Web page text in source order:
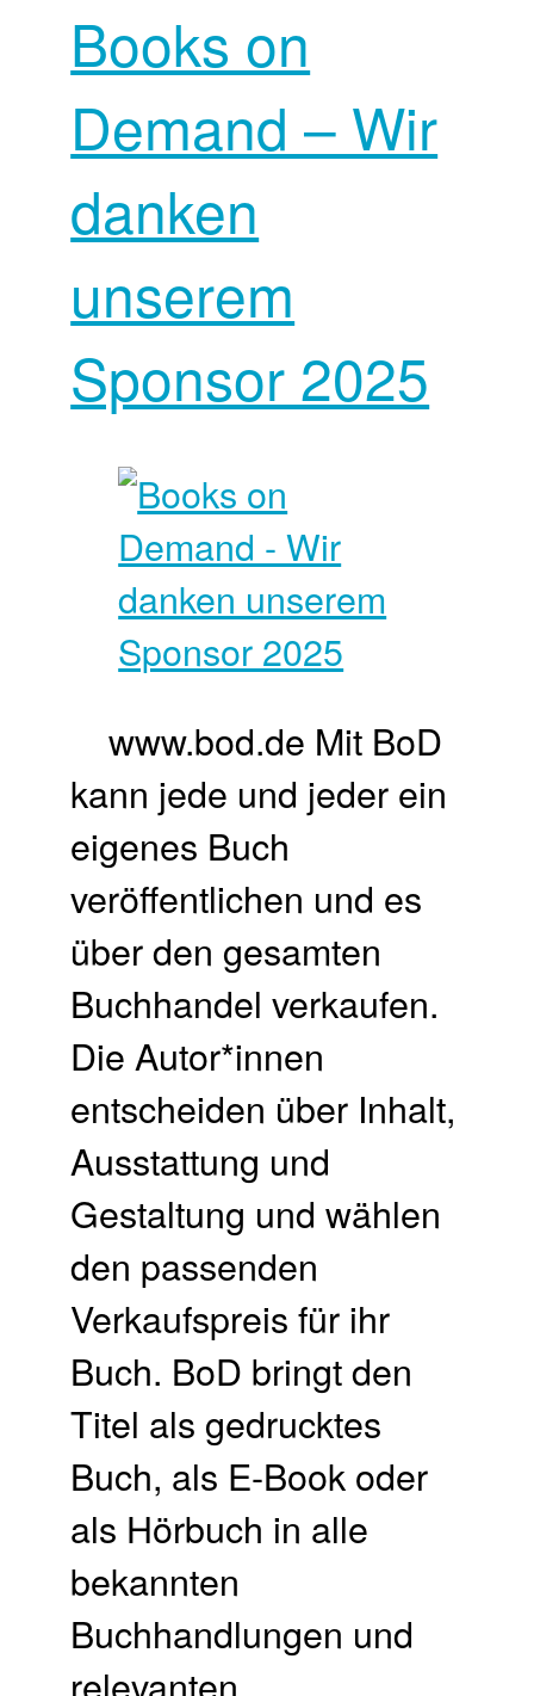
Books on
Demand – Wir
danken
unserem
Sponsor 2025
www.bod.de Mit BoD
kann jede und jeder ein
eigenes Buch
veröffentlichen und es
über den gesamten
Buchhandel verkaufen.​
Die Autor*innen
entscheiden über Inhalt,
Ausstattung und
Gestaltung und wählen
den passenden
Verkaufspreis für ihr
Buch.​ BoD bringt den
Titel als gedrucktes
Buch, als E-Book oder
als Hörbuch in alle
bekannten
Buchhandlungen und
relevanten